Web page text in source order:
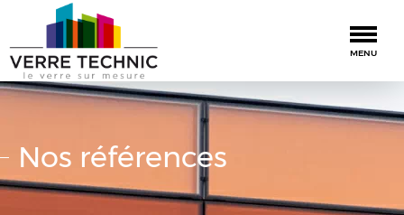
MENU
Nos références